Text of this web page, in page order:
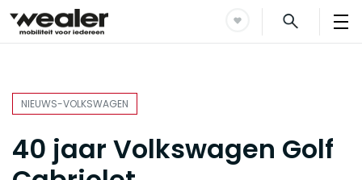
NIEUWS-VOLKSWAGEN
40 jaar Volkswagen Golf